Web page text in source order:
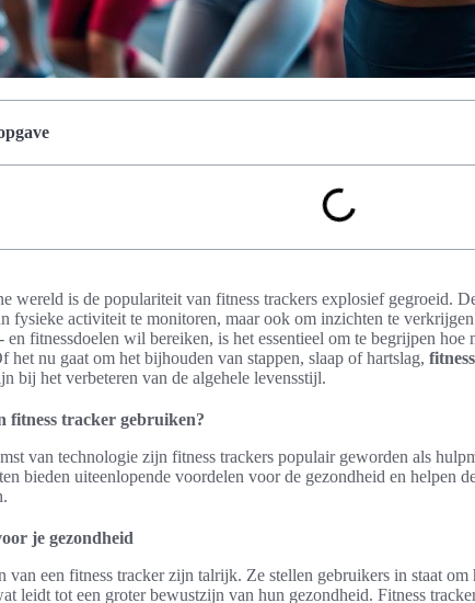
wereld is de populariteit van fitness trackers explosief gegroeid.
fysieke activiteit te monitoren, maar ook om inzichten te
en fitnessdoelen wil bereiken, is het essentieel om te begrijpen hoe
het nu gaat om het bijhouden van stappen, slaap of hartslag,
bij het verbeteren van de algehele levensstijl.
fitness tracker gebruiken?
van technologie zijn fitness trackers populair geworden als
bieden uiteenlopende voordelen voor de gezondheid en helpen
je gezondheid
van een fitness tracker zijn talrijk. Ze stellen gebruikers in staat
leidt tot een groter bewustzijn van hun gezondheid. Fitness